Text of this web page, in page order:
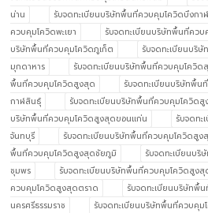
น่าน
รับจดทะเบียนบริษัทพื้นที่ควบคุมโควิดบึงกาฬ
ควบคุมโควิดพะเยา
รับจดทะเบียนบริษัทพื้นที่ควบ
บริษัทพื้นที่ควบคุมโควิดภูเก็ต
รับจดทะเบียนบริ
มุกดาหาร
รับจดทะเบียนบริษัทพื้นที่ควบคุมโควิด
พื้นที่ควบคุมโควิดสูงสุด
รับจดทะเบียนบริษัทพื้
กาฬสินธุ์
รับจดทะเบียนบริษัทพื้นที่ควบคุมโควิดสู
บริษัทพื้นที่ควบคุมโควิดสูงสุดขอนแก่น
รับจดท
จันทบุรี
รับจดทะเบียนบริษัทพื้นที่ควบคุมโควิดสูง
พื้นที่ควบคุมโควิดสูงสุดชัยภูมิ
รับจดทะเบียนบ
ชุมพร
รับจดทะเบียนบริษัทพื้นที่ควบคุมโควิดสูง
ควบคุมโควิดสูงสุดตราด
รับจดทะเบียนบริษัทพื้
นครศรีธรรมราช
รับจดทะเบียนบริษัทพื้นที่ควบคุ